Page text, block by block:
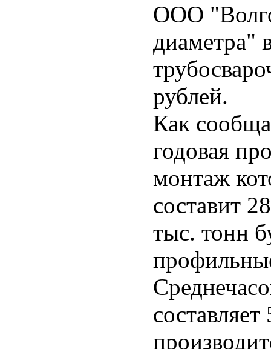
ООО
диаметра"
рублей.
Как
годовая
монтаж
составит
тыс. тонн